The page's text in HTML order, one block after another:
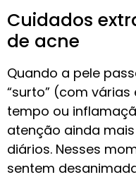
Cuidados
de acne
Quando a pele
“surto” (com
tempo ou
atenção ainda
diários. Nesses
sentem